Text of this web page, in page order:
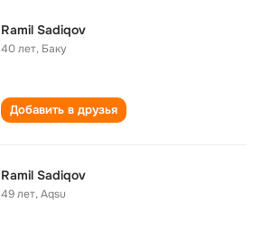
Ramil Sadiqov
40 лет, Баку
Добавить в друзья
Ramil Sadiqov
49 лет,Aqsu